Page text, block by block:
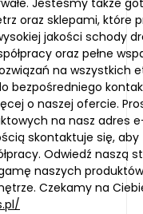
Jesteśmy także
oraz sklepami, które
jakości schody
oraz pełne
na wszystkich
bezpośredniego
o naszej ofercie.
na nasz adres
skontaktuje się, aby
Odwiedź naszą
naszych produktów
Czekamy na